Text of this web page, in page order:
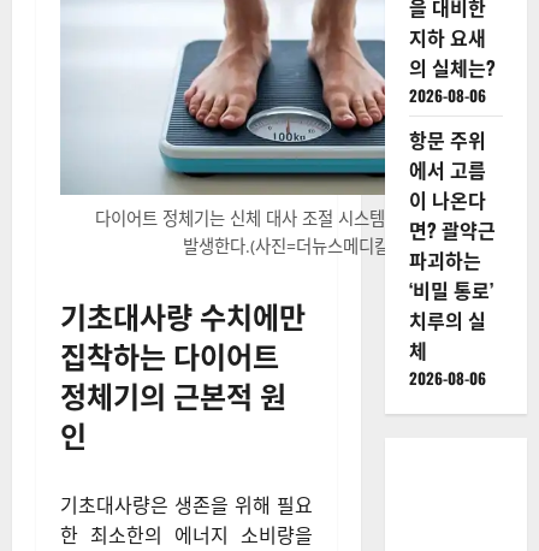
단편적인 접근보다는 호르몬 민
감도를 회복하여 대사 효율을
정상화하는 과학적 접근이 필수
응 본격화
2026-08-06
스발바르
국제 종자
저장고의
비밀, 인류
최후의 날
을 대비한
지하 요새
의 실체는?
2026-08-06
항문 주위
에서 고름